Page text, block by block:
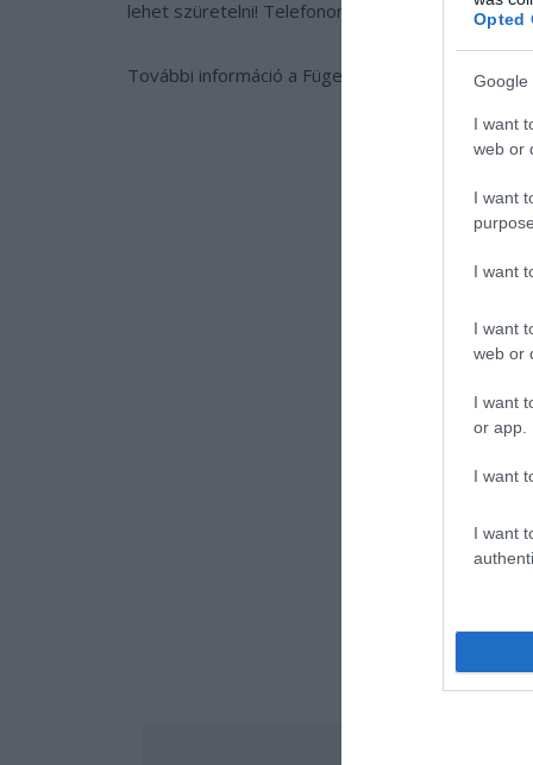
Opted
Google
I want
web or
I want
I want
I want
web or
I want
or app.
I want
I want
lehet szüretelni! Telefonon vagy üzenetben
További információ a Fügeliget facebook oldalán: